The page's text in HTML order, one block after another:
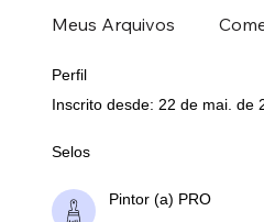
Meus Arquivos
Perfil
Inscrito desde: 22 de mai. de
Selos
Pintor (a) PRO